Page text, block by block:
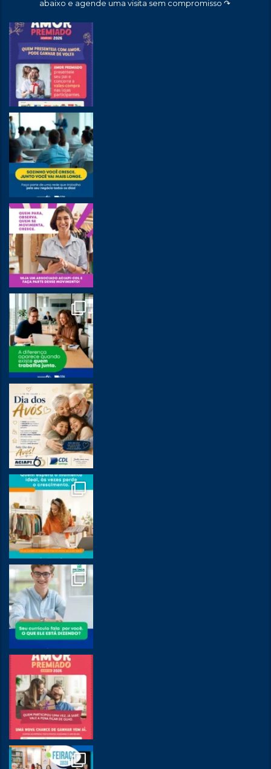
abaixo e agende uma visita sem compromisso ↷